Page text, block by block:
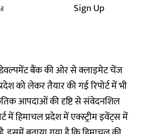
Sign Up
बैंक की ओर से क्लाइमेट चेंज
को लेकर तैयार की गई रिपोर्ट में भी
आपदाओं की दृष्टि से संवेदनशिल
में हिमाचल प्रदेश में एक्स्ट्रीम इवेंट्स में